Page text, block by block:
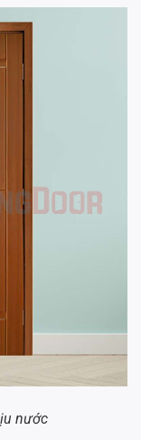
nước